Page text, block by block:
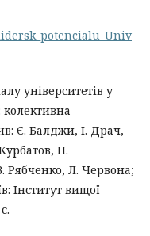
університетів у
колективна
Є. Балджи, І. Драч,
Н.
Л. Червона;
Інститут вищої